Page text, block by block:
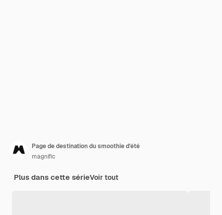
Page de destination du smoothie d'été
magnific
Plus dans cette sérieVoir tout